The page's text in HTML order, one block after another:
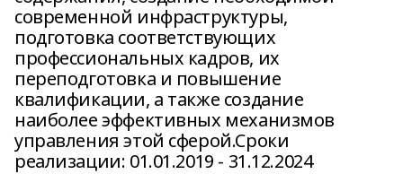
современной инфраструктуры,
подготовка соответствующих
профессиональных кадров, их
переподготовка и повышение
квалификации, а также создание
наиболее эффективных механизмов
управления этой сферой.Сроки
реализации: 01.01.2019 - 31.12.2024